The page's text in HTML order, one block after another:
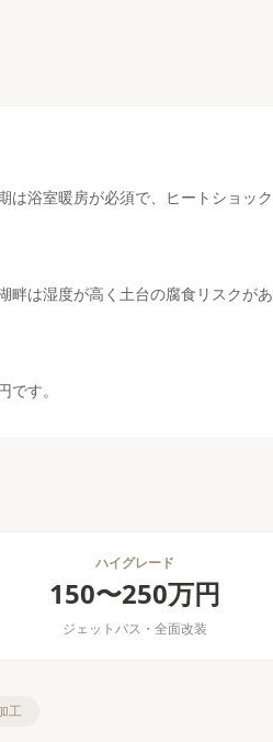
は浴室暖房が必須で、ヒートショック
畔は湿度が高く土台の腐食リスクがあ
す。
ハイグレード
150〜250万円
ジェットバス・全面改装
工